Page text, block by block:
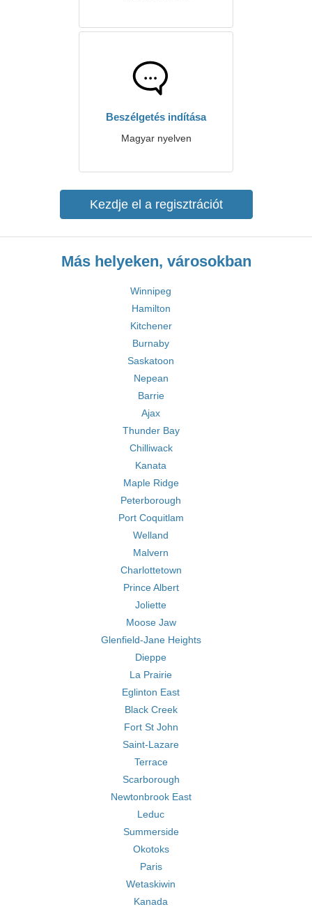
Beszélgetés indítása
Magyar nyelven
Kezdje el a regisztrációt
Más helyeken, városokban
Winnipeg
Hamilton
Kitchener
Burnaby
Saskatoon
Nepean
Barrie
Ajax
Thunder Bay
Chilliwack
Kanata
Maple Ridge
Peterborough
Port Coquitlam
Welland
Malvern
Charlottetown
Prince Albert
Joliette
Moose Jaw
Glenfield-Jane Heights
Dieppe
La Prairie
Eglinton East
Black Creek
Fort St John
Saint-Lazare
Terrace
Scarborough
Newtonbrook East
Leduc
Summerside
Okotoks
Paris
Wetaskiwin
Kanada